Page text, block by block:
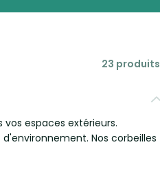
23 produits
espaces extérieurs.
Nos corbeilles